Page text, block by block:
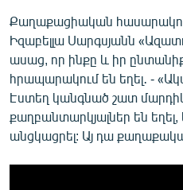
Քաղաքացիական
Իզաբելլա Սարգսյանն
ասաց, որ ինքը և իր
հրապարակում են եղել․ -
Էստեղ կանգնած շատ
քաղբանտարկյալներ են
անցկացրել: Այ դա